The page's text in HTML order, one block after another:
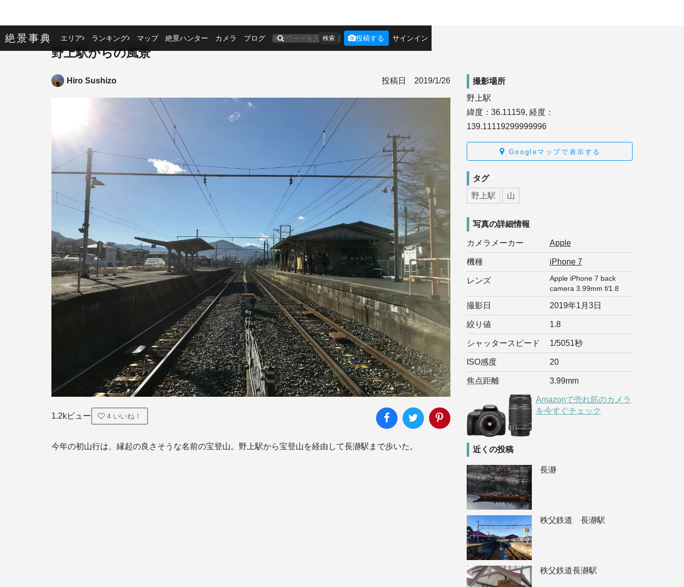
絶景事典 エリア ランキング マップ 絶景ハンター カメラ ブログ 検索 投稿する サインイン
野上駅からの風景
Hiro Sushizo 投稿日 2019/1/26
1.2kビュー 4いいね！
今年の初山行は、縁起の良さそうな名前の宝登山。野上駅から宝登山を経由して長瀞駅まで歩いた。
撮影場所
野上駅
緯度：36.11159, 経度：
139.11119299999996
Googleマップで表示する
タグ
野上駅 山
写真の詳細情報
カメラメーカー Apple
機種 iPhone 7
レンズ
Apple iPhone 7 back
camera 3.99mm f/1.8
撮影日 2019年1月3日
絞り値 1.8
シャッタースピード 1/5051秒
ISO感度 20
焦点距離 3.99mm
Amazonで売れ筋のカメラ
を今すぐチェック
近くの投稿
長瀞
秩父鉄道 長瀞駅
秩父鉄道長瀞駅